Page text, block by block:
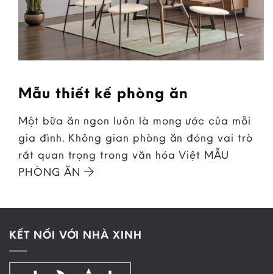
Mẫu thiết kế phòng ăn
Một bữa ăn ngon luôn là mong ước của mỗi
gia đình. Không gian phòng ăn đóng vai trò
rất quan trọng trong văn hóa Việt MẪU
PHÒNG ĂN
KẾT NỐI VỚI NHÀ XINH